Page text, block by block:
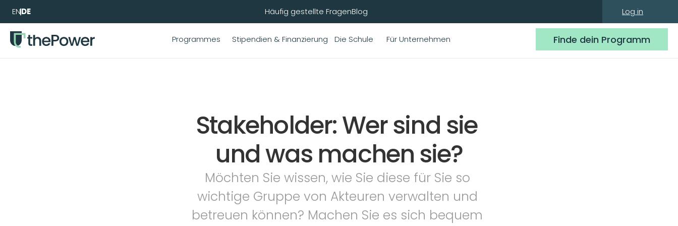
Stakeholder: Wer sind sie
und was machen sie?
Möchten Sie wissen, wie Sie diese für Sie so
wichtige Gruppe von Akteuren verwalten und
betreuen können? Machen Sie es sich bequem
ENDE Häufig gestellte FragenBlog Log in
Programmes Stipendien & Finanzierung Die Schule Für Unternehmen Finde dein Programm